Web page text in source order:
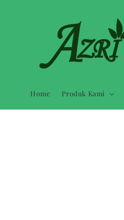
Home Produk Kami